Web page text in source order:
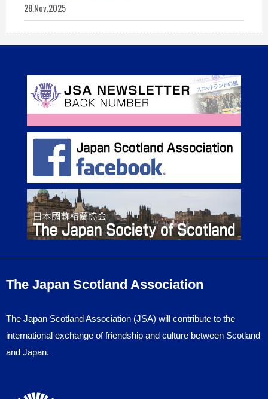
28.Nov.2025
The Japan Scotland Association
The Japan Scotland Association (JSA) will contribute to the
international exchange of friendship and culture between Scotland
and Japan.